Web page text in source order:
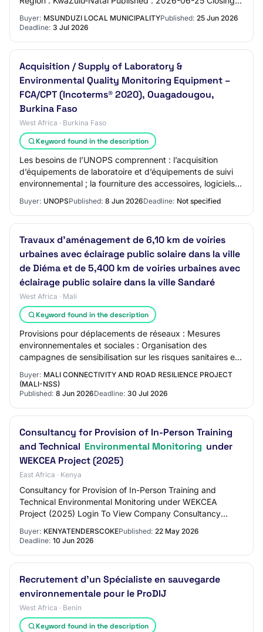
Buyer: MSUNDUZI LOCAL MUNICIPALITYPublished: 25 Jun 2026
Deadline: 3 Jul 2026
Acquisition / Supply of Laboratory &
Environmental Quality Monitoring Equipment –
FCA/CPT (Incoterms® 2020), Ouagadougou,
Burkina Faso
West Africa · Burkina Faso
Keyword found in the description
Les besoins de l’UNOPS comprennent : l’acquisition
d’équipements de laboratoire et d’équipements de suivi
environnemental ; la fourniture des accessoires, logiciels
Buyer: UNOPSPublished: 8 Jun 2026Deadline: Not specified
Travaux d’aménagement de 6,10 km de voiries
urbaines avec éclairage public solaire dans la ville
de Diéma et de 5,400 km de voiries urbaines avec
éclairage public solaire dans la ville Sandaré
West Africa · Mali
Keyword found in the description
Provisions pour déplacements de réseaux : Mesures
environnementales et sociales : Organisation des
campagnes de sensibilisation sur les risques sanitaires et
Buyer: MALI CONNECTIVITY AND ROAD RESILIENCE PROJECT
(MALI-NSS)
Published: 8 Jun 2026Deadline: 30 Jul 2026
Consultancy for Provision of In-Person Training
and Technical Environmental Monitoring under
WEKCEA Project (2025)
East Africa · Kenya
Consultancy for Provision of In-Person Training and
Technical Environmental Monitoring under WEKCEA
Project (2025) Login To View Company Consultancy
Buyer: KENYATENDERSCOKEPublished: 22 May 2026
Deadline: 10 Jun 2026
Recrutement d'un Spécialiste en sauvegarde
environnementale pour le ProDIJ
West Africa · Benin
Keyword found in the description